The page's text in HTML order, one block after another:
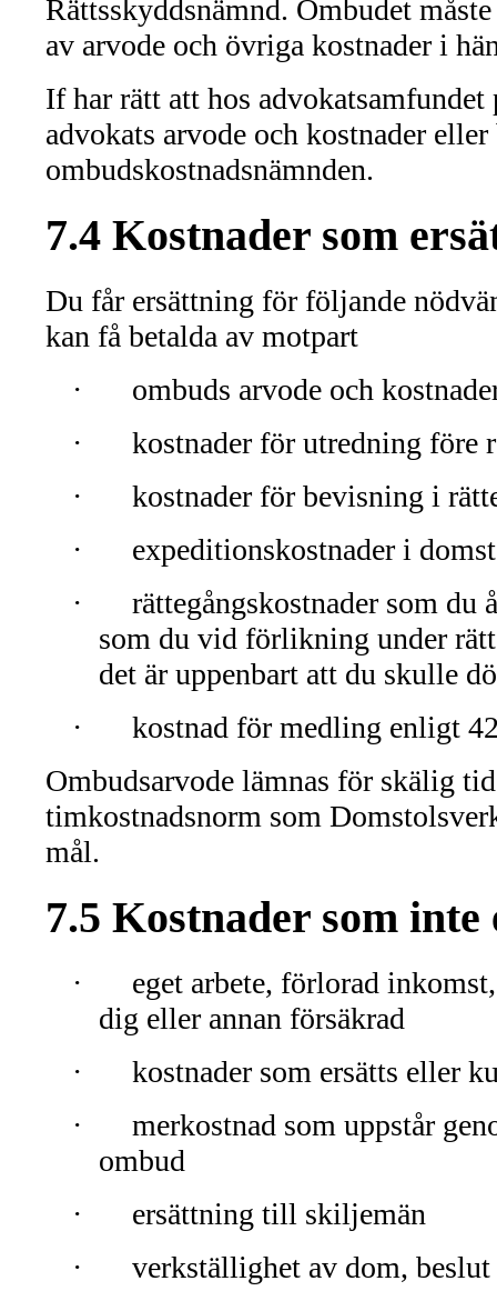
Rättsskyddsnämnd. Ombudet
av arvode och övriga kostnader i
If har rätt att hos
advokats arvode och kostnader
ombudskostnadsnämnden.
7.4 Kostnader som
Du får ersättning för följande
kan få betalda av motpart
·
ombuds arvode och
·
kostnader för utredning före
·
kostnader för bevisning i
·
expeditionskostnader i
·
rättegångskostnader som
som du vid förlikning under
det är uppenbart att du skulle
·
kostnad för medling enligt
Ombudsarvode lämnas för skälig
timkostnadsnorm som
mål.
7.5 Kostnader som inte
·
eget arbete, förlorad
dig eller annan försäkrad
·
kostnader som ersätts eller
·
merkostnad som uppstår
ombud
·
ersättning till skiljemän
·
verkställighet av dom,